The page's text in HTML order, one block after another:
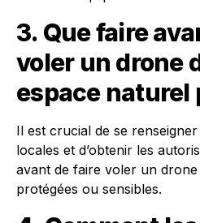
3. Que faire
voler un drone
espace naturel
Il est crucial de se
locales et d’obtenir les
avant de faire voler un drone
protégées ou sensibles.